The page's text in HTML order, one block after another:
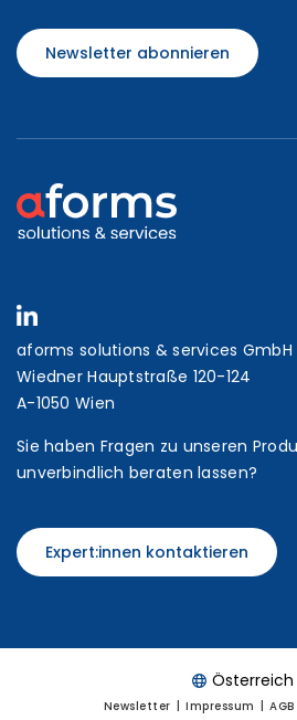
Newsletter abonnieren
aforms solutions & services GmbH
Wiedner Hauptstraße 120-124
A-1050 Wien
Sie haben Fragen zu unseren
unverbindlich beraten lassen?
Expert:innen kontaktieren
Österreich
Newsletter Impressum AGB